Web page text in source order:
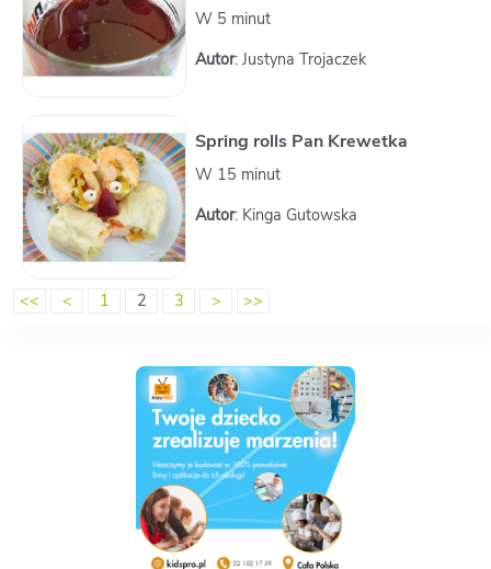
W 5 minut
Autor: Justyna Trojaczek
Spring rolls Pan Krewetka
W 15 minut
Autor: Kinga Gutowska
<< < 1 2 3 > >>